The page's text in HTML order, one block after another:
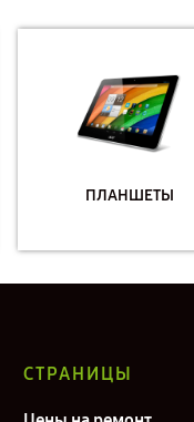
ПЛАНШЕТЫ
СТРАНИЦЫ